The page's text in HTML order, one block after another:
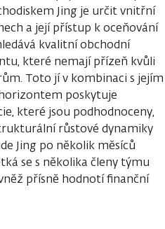
Jing je určit vnitřní
a její přístup k oceňování
kvalitní obchodní
které nemají přízeň kvůli
Toto jí v kombinaci s jejím
poskytuje
které jsou podhodnoceny,
růstové dynamiky
Jing po několik měsíců
se s několika členy týmu
přísně hodnotí finanční